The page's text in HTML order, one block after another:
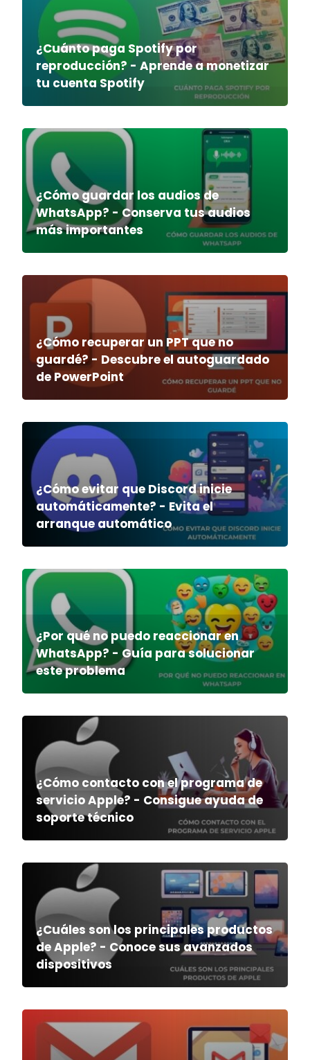
¿Cuánto paga Spotify por
reproducción? - Aprende a monetizar
tu cuenta Spotify
¿Cómo guardar los audios de
WhatsApp? - Conserva tus audios
más importantes
¿Cómo recuperar un PPT que no
guardé? - Descubre el autoguardado
de PowerPoint
¿Cómo evitar que Discord inicie
automáticamente? - Evita el
arranque automático
¿Por qué no puedo reaccionar en
WhatsApp? - Guía para solucionar
este problema
¿Cómo contacto con el programa de
servicio Apple? - Consigue ayuda de
soporte técnico
¿Cuáles son los principales productos
de Apple? - Conoce sus avanzados
dispositivos